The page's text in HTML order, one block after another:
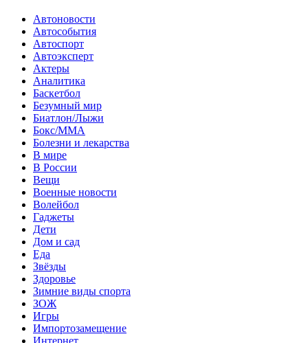
Автоновости
Автособытия
Автоспорт
Автоэксперт
Актеры
Аналитика
Баскетбол
Безумный мир
Биатлон/Лыжи
Бокс/MMA
Болезни и лекарства
В мире
В России
Вещи
Военные новости
Волейбол
Гаджеты
Дети
Дом и сад
Еда
Звёзды
Здоровье
Зимние виды спорта
ЗОЖ
Игры
Импортозамещение
Интернет